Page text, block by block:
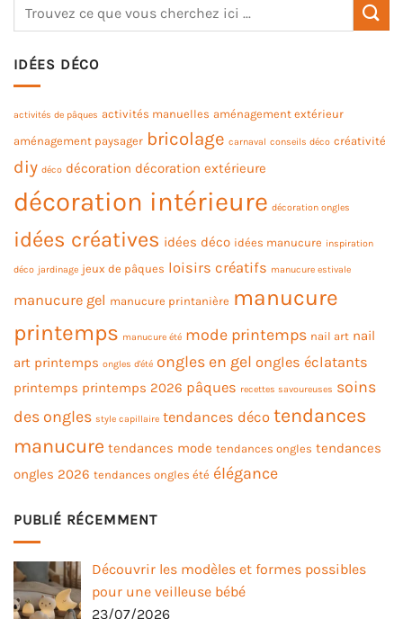
IDÉES DÉCO
activités de pâques activités manuelles aménagement extérieur
aménagement paysager bricolage carnaval conseils déco créativité
diy déco décoration décoration extérieure
décoration intérieure décoration ongles
idées créatives idées déco idées manucure inspiration
déco jardinage jeux de pâques loisirs créatifs manucure estivale
manucure gel manucure printanière manucure
printemps manucure été mode printemps nail art nail
art printemps ongles d'été ongles en gel ongles éclatants
printemps printemps 2026 pâques recettes savoureuses soins
des ongles style capillaire tendances déco tendances
manucure tendances mode tendances ongles tendances
ongles 2026 tendances ongles été élégance
PUBLIÉ RÉCEMMENT
Découvrir les modèles et formes possibles
pour une veilleuse bébé
23/07/2026